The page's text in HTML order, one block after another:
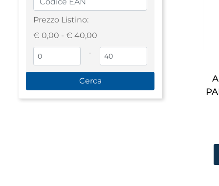
Prezzo Listino:
€ 0,00 - € 40,00
-